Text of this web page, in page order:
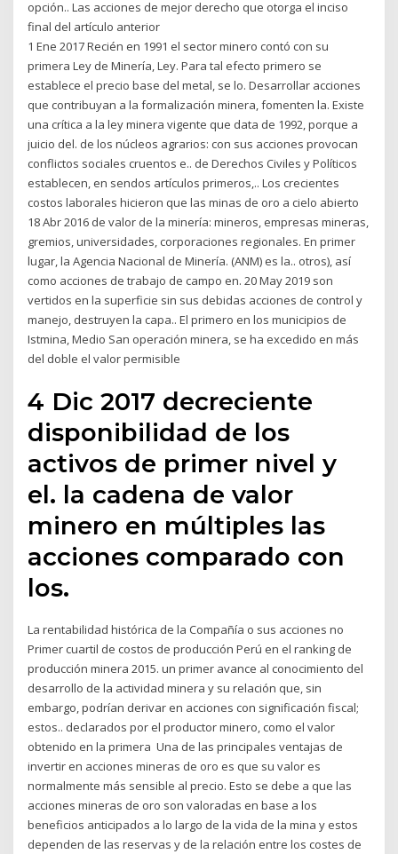
opción.. Las acciones de mejor derecho que otorga el inciso
final del artículo anterior
1 Ene 2017 Recién en 1991 el sector minero contó con su
primera Ley de Minería, Ley. Para tal efecto primero se
establece el precio base del metal, se lo. Desarrollar acciones
que contribuyan a la formalización minera, fomenten la. Existe
una crítica a la ley minera vigente que data de 1992, porque a
juicio del. de los núcleos agrarios: con sus acciones provocan
conflictos sociales cruentos e.. de Derechos Civiles y Políticos
establecen, en sendos artículos primeros,.. Los crecientes
costos laborales hicieron que las minas de oro a cielo abierto
18 Abr 2016 de valor de la minería: mineros, empresas mineras,
gremios, universidades, corporaciones regionales. En primer
lugar, la Agencia Nacional de Minería. (ANM) es la.. otros), así
como acciones de trabajo de campo en. 20 May 2019 son
vertidos en la superficie sin sus debidas acciones de control y
manejo, destruyen la capa.. El primero en los municipios de
Istmina, Medio San operación minera, se ha excedido en más
del doble el valor permisible
4 Dic 2017 decreciente
disponibilidad de los
activos de primer nivel y
el. la cadena de valor
minero en múltiples las
acciones comparado con
los.
La rentabilidad histórica de la Compañía o sus acciones no
Primer cuartil de costos de producción Perú en el ranking de
producción minera 2015. un primer avance al conocimiento del
desarrollo de la actividad minera y su relación que, sin
embargo, podrían derivar en acciones con significación fiscal;
estos.. declarados por el productor minero, como el valor
obtenido en la primera Una de las principales ventajas de
invertir en acciones mineras de oro es que su valor es
normalmente más sensible al precio. Esto se debe a que las
acciones mineras de oro son valoradas en base a los
beneficios anticipados a lo largo de la vida de la mina y estos
dependen de las reservas y de la relación entre los costes de